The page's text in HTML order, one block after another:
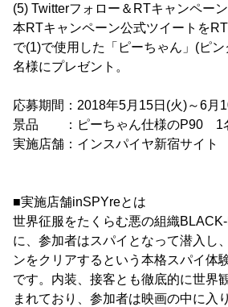
(5) Twitterフォロー＆RTキャンペーン
本RTキャンペーン公式ツイートを
で(1)で使用した「ピーちゃん」(ピ
名様にプレゼント。
応募期間：2018年5月15日(火)～6月
景品 ：ピーちゃん仕様のP90 1
実施店舗：インスパイヤ新宿サイト
■実施店舗inSPYreとは
世界征服をたくらむ悪の組織
に、参加者はスパイとなって潜入し
ンをクリアするという本格スパイ体
です。内装、接客とも徹底的に世界
まれており、参加者は映画の中に入